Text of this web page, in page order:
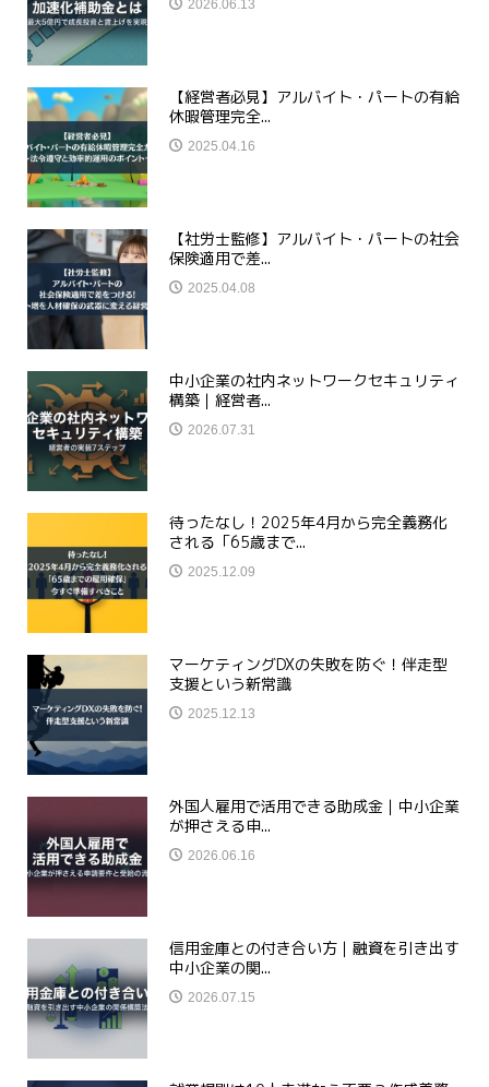
2026.06.13
【経営者必見】アルバイト・パートの有給
休暇管理完全...
2025.04.16
【社労士監修】アルバイト・パートの社会
保険適用で差...
2025.04.08
中小企業の社内ネットワークセキュリティ
構築｜経営者...
2026.07.31
待ったなし！2025年4月から完全義務化
される「65歳まで...
2025.12.09
マーケティングDXの失敗を防ぐ！伴走型
支援という新常識
2025.12.13
外国人雇用で活用できる助成金｜中小企業
が押さえる申...
2026.06.16
信用金庫との付き合い方｜融資を引き出す
中小企業の関...
2026.07.15